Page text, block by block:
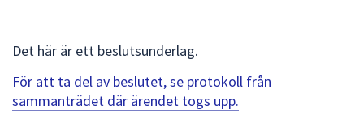
för
att
navigera
Det här är ett beslutsunderlag.
För att ta del av beslutet, se protokoll från
sammanträdet där ärendet togs upp.